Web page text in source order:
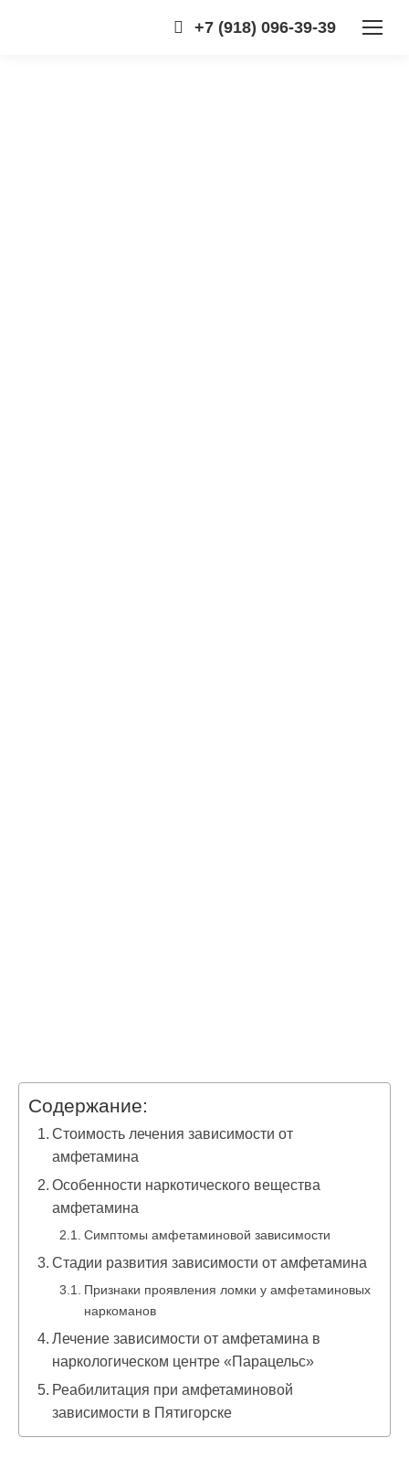
+7 (918) 096-39-39
Содержание:
Стоимость лечения зависимости от
амфетамина
Особенности наркотического вещества
амфетамина
Симптомы амфетаминовой зависимости
Стадии развития зависимости от амфетамина
Признаки проявления ломки у амфетаминовых
наркоманов
Лечение зависимости от амфетамина в
наркологическом центре «Парацельс»
Реабилитация при амфетаминовой
зависимости в Пятигорске